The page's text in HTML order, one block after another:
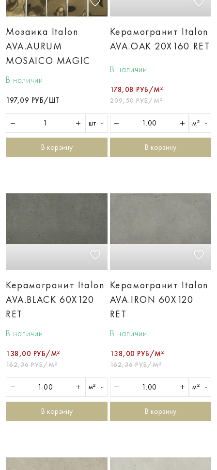
Мозаика Italon
AVA.AURUM
MOSAICO MAGIC
В наличии
197,09 РУБ/ШТ
шт
В корзину
Керамогранит Italon
AVA.OAK 20X160 RET
В наличии
178,08 РУБ/М²
209,50 РУБ/М²
м²
В корзину
Керамогранит Italon
AVA.BLACK 60X120
RET
В наличии
138,00 РУБ/М²
162,36 РУБ/М²
м²
В корзину
Керамогранит Italon
AVA.IRON 60X120
RET
В наличии
138,00 РУБ/М²
162,36 РУБ/М²
м²
В корзину